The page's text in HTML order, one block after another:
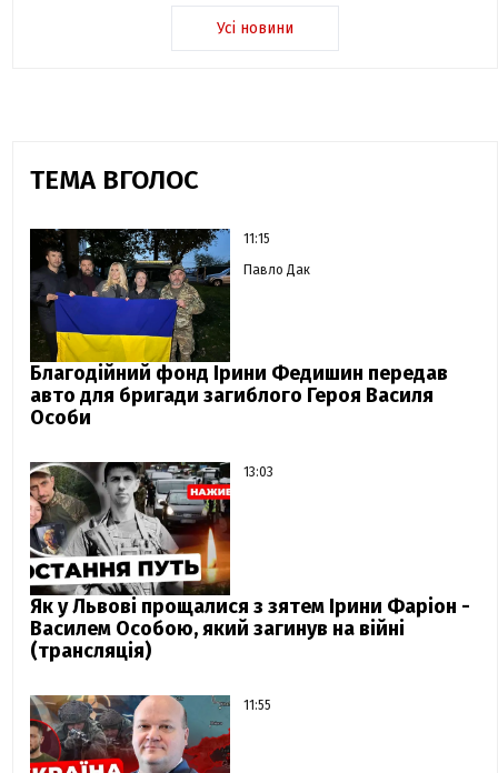
Усі новини
ТЕМА ВГОЛОС
11:15
Павло Дак
Благодійний фонд Ірини Федишин передав
авто для бригади загиблого Героя Василя
Особи
13:03
Як у Львові прощалися з зятем Ірини Фаріон -
Василем Особою, який загинув на війні
(трансляція)
11:55